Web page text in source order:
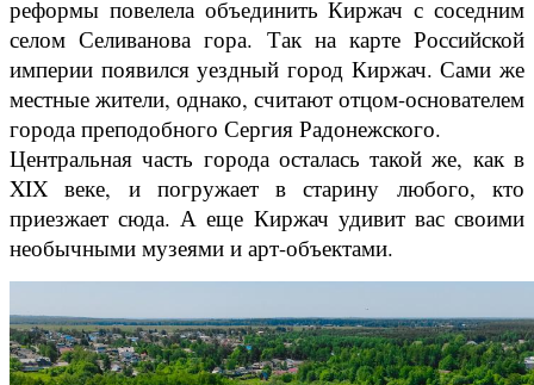
реформы повелела объединить Киржач с соседним
селом Селиванова гора. Так на карте Российской
империи появился уездный город Киржач. Сами же
местные жители, однако, считают отцом-основателем
города преподобного Сергия Радонежского.
Центральная часть города осталась такой же, как в
XIX веке, и погружает в старину любого, кто
приезжает сюда. А еще Киржач удивит вас своими
необычными музеями и арт-объектами.